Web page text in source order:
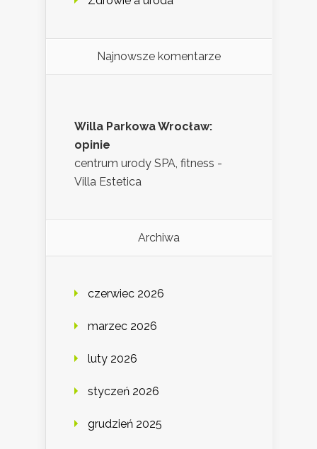
Najnowsze komentarze
Willa Parkowa Wrocław:
opinie
centrum urody SPA, fitness -
Villa Estetica
Archiwa
czerwiec 2026
marzec 2026
luty 2026
styczeń 2026
grudzień 2025